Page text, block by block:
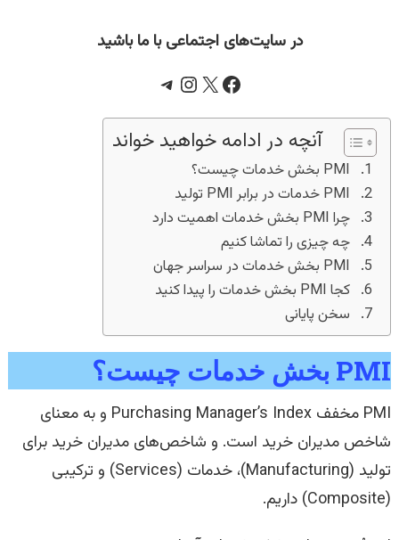
در سایت‌های اجتماعی با ما باشید
Facebook
X
Instagram
Telegram
آنچه در ادامه خواهید خواند
PMI بخش خدمات چیست؟
PMI خدمات در برابر PMI تولید
چرا PMI بخش خدمات اهمیت دارد
چه چیزی را تماشا کنیم
PMI بخش خدمات در سراسر جهان
کجا PMI بخش خدمات را پیدا کنید
سخن پایانی
PMI بخش خدمات چیست؟
PMI مخفف Purchasing Manager’s Index و به معنای
شاخص مدیران خرید است. و شاخص‌های مدیران خرید برای
تولید (Manufacturing)، خدمات (Services) و ترکیبی
(Composite) داریم.